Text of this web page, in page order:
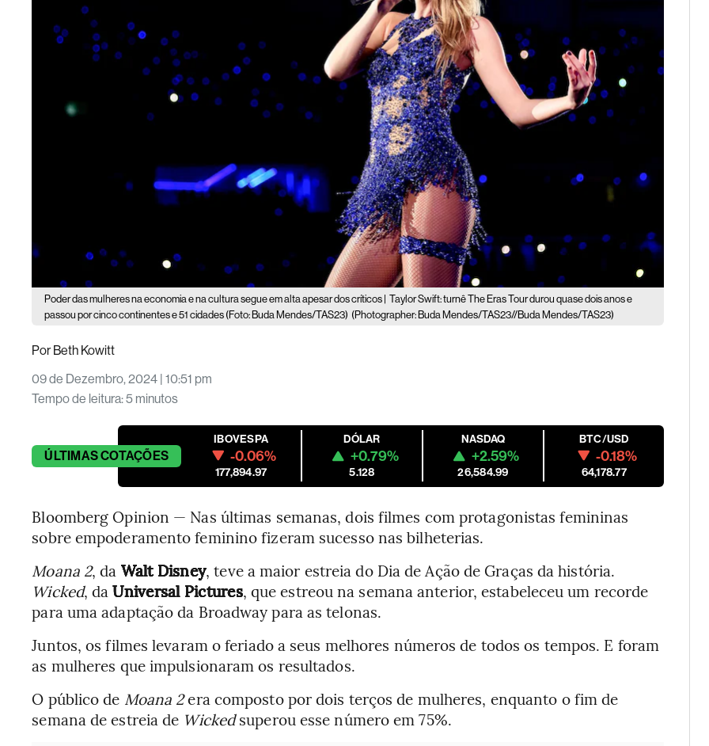
Poder das mulheres na economia e na cultura segue em alta apesar dos críticos | Taylor Swift: turnê The Eras Tour durou quase dois anos e
passou por cinco continentes e 51 cidades (Foto: Buda Mendes/TAS23) (Photographer: Buda Mendes/TAS23//Buda Mendes/TAS23)
PorBeth Kowitt
09 de Dezembro, 2024 | 10:51 pm
Tempo de leitura:5 minutos
ÚLTIMASCOTAÇÕES
IBOVESPA
-0.06%
177,894.97
DÓLAR
+0.79%
5.128
NASDAQ
+2.59%
26,584.99
BTC/USD
-0.18%
64,178.77
Bloomberg Opinion — Nas últimas semanas, dois filmes com protagonistas femininas
sobre empoderamento feminino fizeram sucesso nas bilheterias.
Moana 2, da Walt Disney, teve a maior estreia do Dia de Ação de Graças da história.
Wicked, daUniversal Pictures, que estreou na semana anterior, estabeleceu um recorde
para uma adaptação da Broadway para as telonas.
Juntos, os filmes levaram o feriado a seus melhores números de todos os tempos. E foram
as mulheres que impulsionaram os resultados.
O público de Moana 2era composto por dois terços de mulheres, enquanto o fim de
semana de estreia de Wickedsuperou esse número em 75%.